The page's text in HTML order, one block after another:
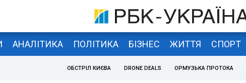
АНАЛІТИКА ПОЛІТИКА БІЗНЕС ЖИТТЯ СПОРТ
ОБСТРІЛ КИЄВА DRONE DEALS ОРМУЗЬКА ПРОТОКА